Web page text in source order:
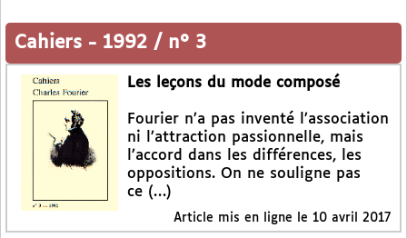
Cahiers - 1992 / n° 3
Les leçons du mode composé
Fourier n’a pas inventé l’association
ni l’attraction passionnelle, mais
l’accord dans les différences, les
oppositions. On ne souligne pas
ce (…)
Article mis en ligne le 10 avril 2017